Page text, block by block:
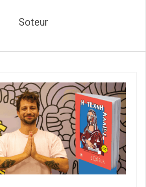
Soteur